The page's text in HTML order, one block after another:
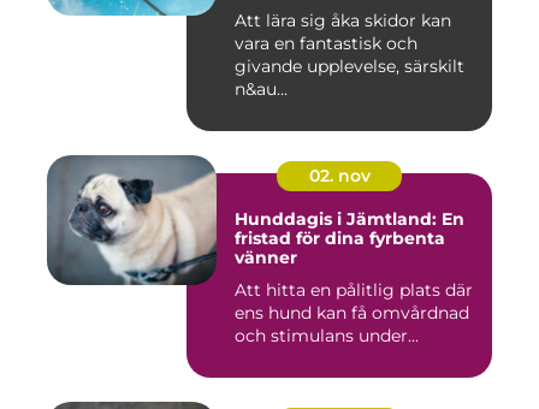
Att lära sig åka skidor kan
vara en fantastisk och
givande upplevelse, särskilt
n&au...
02. nov
Hunddagis i Jämtland: En
fristad för dina fyrbenta
vänner
Att hitta en pålitlig plats där
ens hund kan få omvårdnad
och stimulans under...